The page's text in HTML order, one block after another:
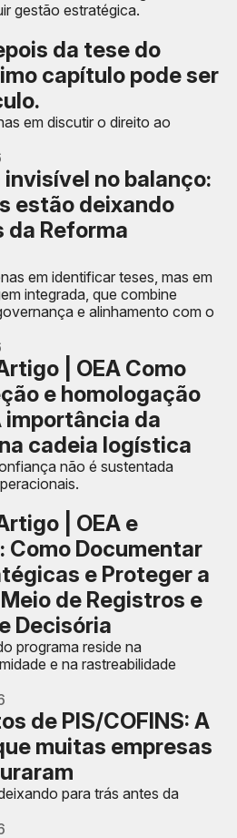
gestão estratégica.
da tese do
capítulo pode ser
em discutir o direito ao
no balanço:
estão deixando
da Reforma
em identificar teses, mas em
integrada, que combine
e alinhamento com o
| OEA Como
e homologação
importância da
cadeia logística
não é sustentada
| OEA e
Documentar
e Proteger a
de Registros e
Decisória
programa reside na
e na rastreabilidade
de PIS/COFINS: A
muitas empresas
para trás antes da